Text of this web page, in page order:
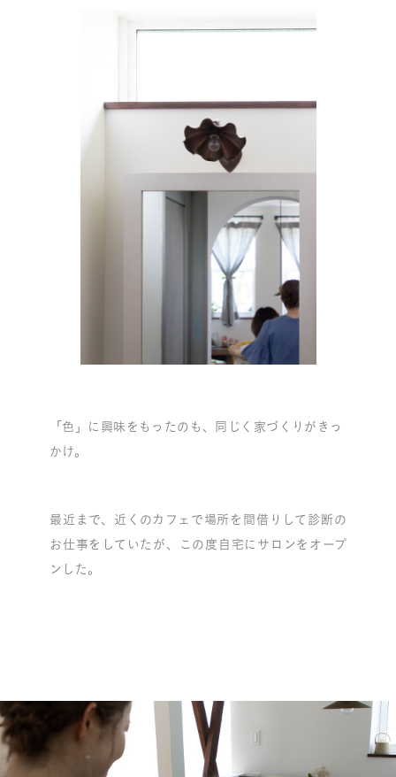
「色」に興味をもったのも、同じく家づくりがきっ
かけ。
最近まで、近くのカフェで場所を間借りして診断の
お仕事をしていたが、この度自宅にサロンをオープ
ンした。